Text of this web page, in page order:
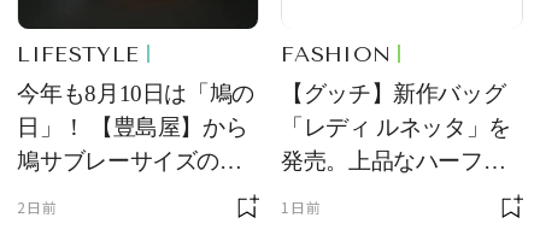
LIFESTYLE
今年も8月10日は「鳩の
日」！ 【豊島屋】から
鳩サブレーサイズのポ
ーチ「はとっこ」を限
2日前
FASHION
【グッチ】新作バッグ
「レディ ルネッタ」を
発売。上品なハーフム
ーン型がスタイリング
1日前